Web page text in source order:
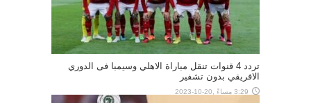
تردد 4 قنوات تنقل مباراة الاهلي وسيمبا فى الدوري
الافريقي بدون تشفير
3:29 مساءً ,20-10-2023